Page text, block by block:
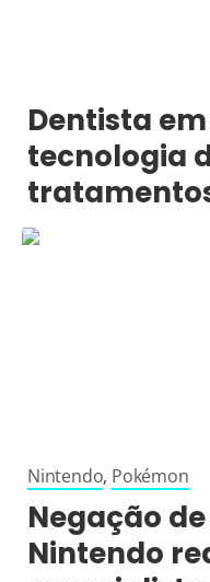
Dentista
tecnologia
Nintendo, Pokémon
Negação
Nintendo